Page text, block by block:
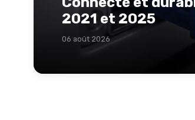
2021 et 2025
06 août 2026